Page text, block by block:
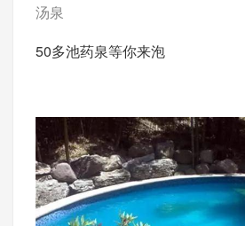
汤泉
50多池药泉等你来泡